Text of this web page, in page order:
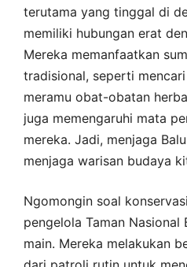
terutama yang tinggal di
memiliki hubungan erat
Mereka memanfaatkan
tradisional, seperti
meramu obat-obatan
juga memengaruhi mata
mereka. Jadi, menjaga
menjaga warisan budaya
Ngomongin soal
pengelola Taman Nasional
main. Mereka melakukan